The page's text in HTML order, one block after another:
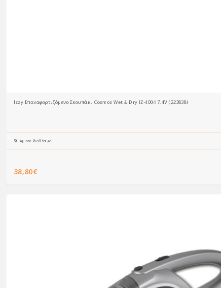
Izzy Επαναφορτιζόμενο Σκουπάκι Cosmos Wet & Dry IZ-4004 7.4V (223838)
Άμεσα διαθέσιμο
38,80€